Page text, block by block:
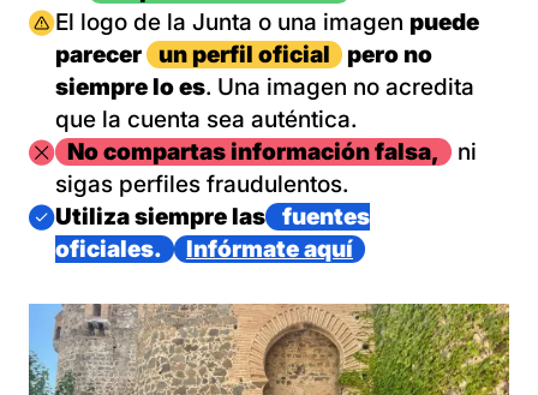
Imagen
El logo de la Junta o una imagen puede
parecer
un perfil oficial
pero no
siempre lo es. Una imagen no acredita
que la cuenta sea auténtica.
ImagenNo compartas información falsa,
ni
sigas perfiles fraudulentos.
Imagen
Utiliza siempre las
fuentes
oficiales.
Infórmate aquí